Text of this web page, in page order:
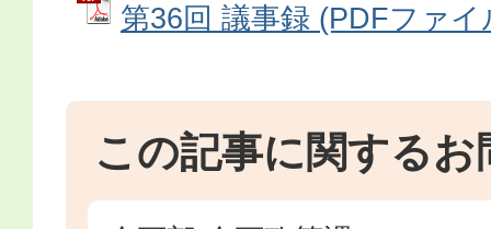
第36回 議事録 (PDFファ
この記事に関するお